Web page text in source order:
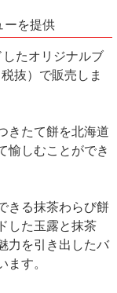
ーを提供
たオリジナルブ
抜）で販売しま
きたて餅を北海道
愉しむことができ
きる抹茶わらび餅
した玉露と抹茶
力を引き出したバ
ます。